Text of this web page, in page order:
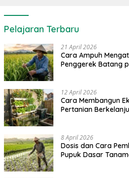
Pelajaran Terbaru
21 April 2026
Cara Ampuh
Penggerek Batang
12 April 2026
Cara Membangun
Pertanian
8 April 2026
Dosis dan Cara
Pupuk Dasar